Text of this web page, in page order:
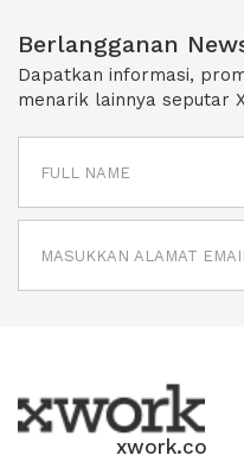
Berlangganan
Dapatkan informasi,
menarik lainnya seputar
xwork.co